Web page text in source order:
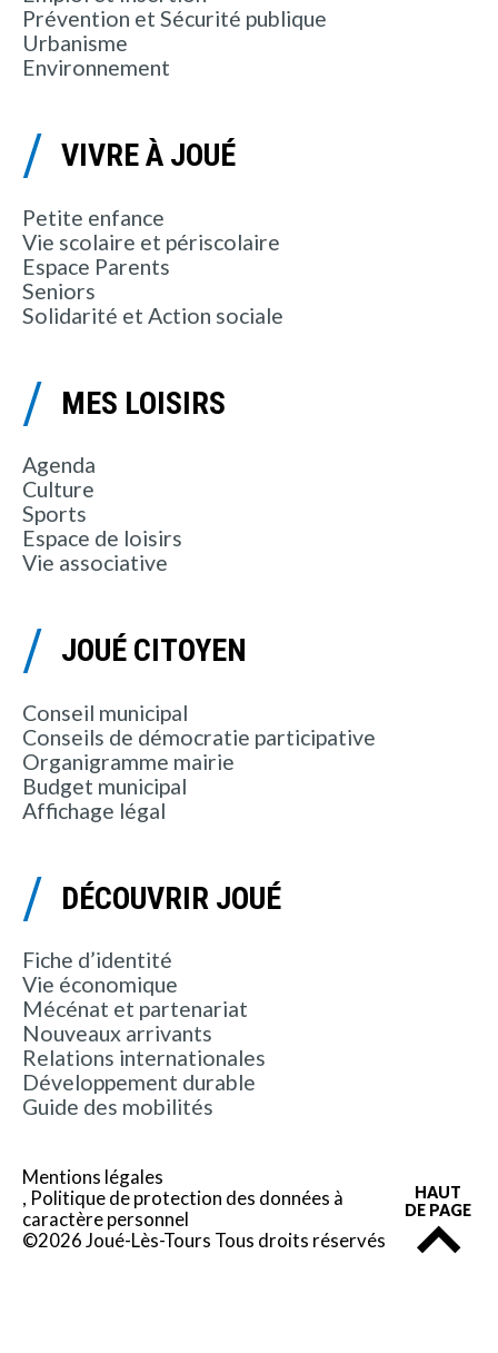
Prévention et Sécurité publique
Urbanisme
Environnement
VIVRE À JOUÉ
Petite enfance
Vie scolaire et périscolaire
Espace Parents
Seniors
Solidarité et Action sociale
MES LOISIRS
Agenda
Culture
Sports
Espace de loisirs
Vie associative
JOUÉ CITOYEN
Conseil municipal
Conseils de démocratie participative
Organigramme mairie
Budget municipal
Affichage légal
DÉCOUVRIR JOUÉ
Fiche d’identité
Vie économique
Mécénat et partenariat
Nouveaux arrivants
Relations internationales
Développement durable
Guide des mobilités
Mentions légales
Politique de protection des données à
caractère personnel
©2026 Joué-Lès-Tours Tous droits réservés
HAUT
DE PAGE